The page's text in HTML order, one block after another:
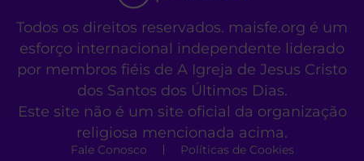
Todos os direitos reservados. maisfe.org é um
esforço internacional independente liderado
por membros fiéis de A Igreja de Jesus Cristo
dos Santos dos Últimos Dias.
Este site não é um site oficial da organização
religiosa mencionada acima.
Fale Conosco Políticas de Cookies